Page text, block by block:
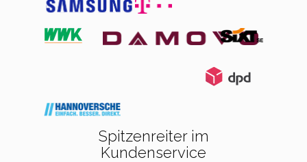
Spitzenreiter im
Kundenservice